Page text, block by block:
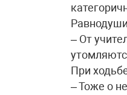
– От
При
– Тоже о